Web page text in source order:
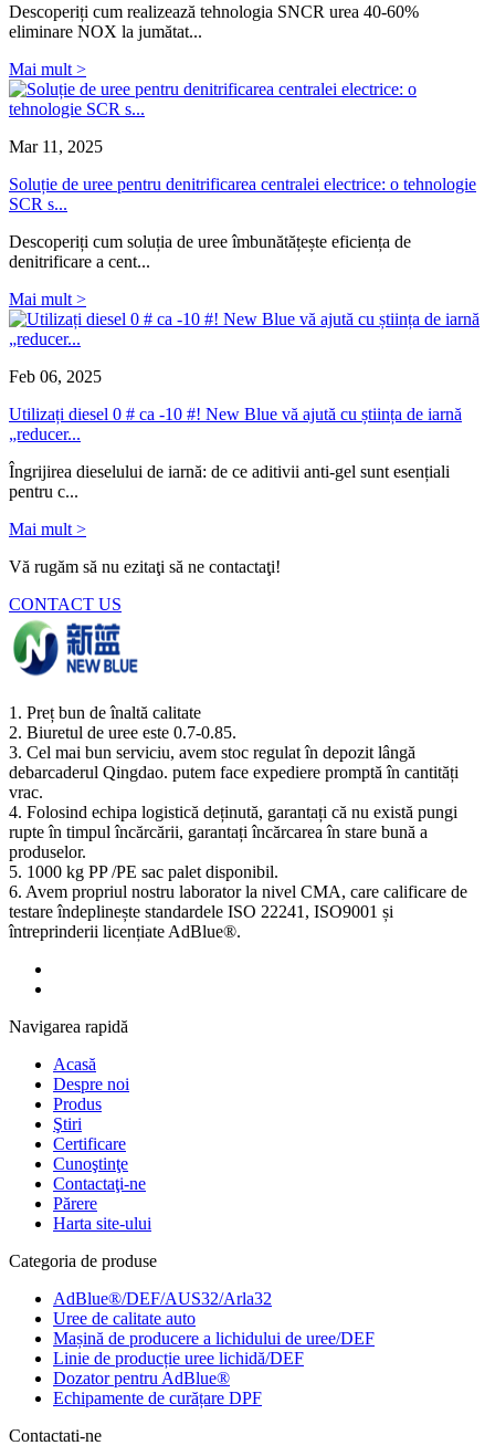
Descoperiți cum realizează tehnologia SNCR urea 40-60%
eliminare NOX la jumătat...
Mai mult >
Mar 11, 2025
Soluție de uree pentru denitrificarea centralei electrice: o tehnologie
SCR s...
Descoperiți cum soluția de uree îmbunătățește eficiența de
denitrificare a cent...
Mai mult >
Feb 06, 2025
Utilizați diesel 0 # ca -10 #! New Blue vă ajută cu știința de iarnă
„reducer...
Îngrijirea dieselului de iarnă: de ce aditivii anti-gel sunt esențiali
pentru c...
Mai mult >
Vă rugăm să nu ezitaţi să ne contactaţi!
CONTACT US
1. Preț bun de înaltă calitate
2. Biuretul de uree este 0.7-0.85.
3. Cel mai bun serviciu, avem stoc regulat în depozit lângă
debarcaderul Qingdao. putem face expediere promptă în cantități
vrac.
4. Folosind echipa logistică deținută, garantați că nu există pungi
rupte în timpul încărcării, garantați încărcarea în stare bună a
produselor.
5. 1000 kg PP /PE sac palet disponibil.
6. Avem propriul nostru laborator la nivel CMA, care calificare de
testare îndeplinește standardele ISO 22241, ISO9001 și
întreprinderii licențiate AdBlue®.
Navigarea rapidă
Acasă
Despre noi
Produs
Ştiri
Certificare
Cunoştinţe
Contactaţi-ne
Părere
Harta site-ului
Categoria de produse
AdBlue®/DEF/AUS32/Arla32
Uree de calitate auto
Mașină de producere a lichidului de uree/DEF
Linie de producție uree lichidă/DEF
Dozator pentru AdBlue®
Echipamente de curățare DPF
Contactati-ne